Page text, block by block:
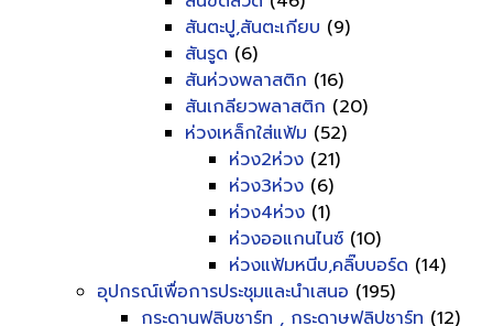
สันตะปู,สันตะเกียบ (9)
สันรูด (6)
สันห่วงพลาสติก (16)
สันเกลียวพลาสติก (20)
ห่วงเหล็กใส่แฟ้ม (52)
ห่วง2ห่วง (21)
ห่วง3ห่วง (6)
ห่วง4ห่วง (1)
ห่วงออแกนไนซ์ (10)
ห่วงแฟ้มหนีบ,คลิ๊บบอร์ด (14)
อุปกรณ์เพื่อการประชุมและนำเสนอ (195)
กระดานฟลิบชาร์ท , กระดาษฟลิปชาร์ท (12)